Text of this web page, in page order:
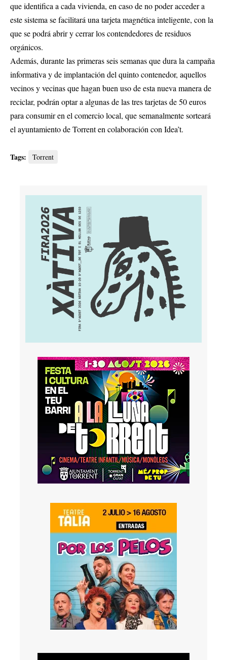
que identifica a cada vivienda, en caso de no poder acceder a
este sistema se facilitará una tarjeta magnética inteligente, con la
que se podrá abrir y cerrar los contendedores de residuos
orgánicos.
Además, durante las primeras seis semanas que dura la campaña
informativa y de implantación del quinto contenedor, aquellos
vecinos y vecinas que hagan buen uso de esta nueva manera de
reciclar, podrán optar a algunas de las tres tarjetas de 50 euros
para consumir en el comercio local, que semanalmente sorteará
el ayuntamiento de Torrent en colaboración con Idea’t.
Tags: Torrent